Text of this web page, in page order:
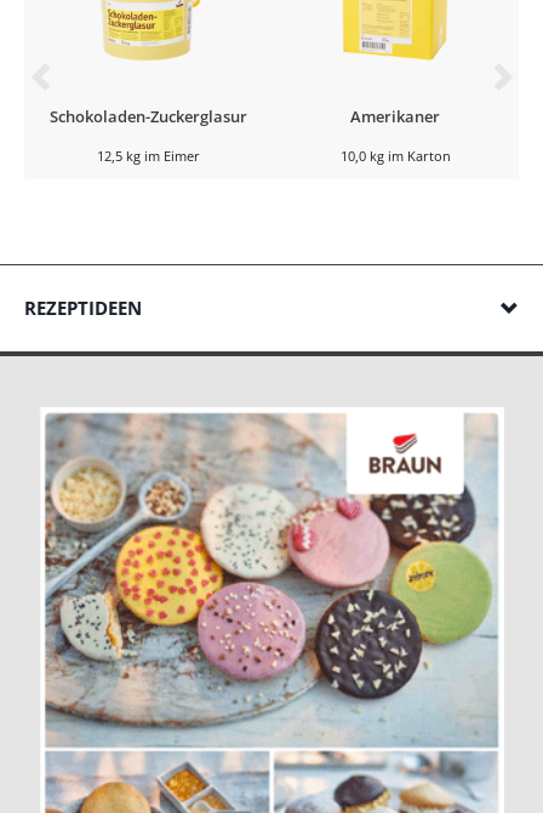
Schokoladen-Zuckerglasur
12,5 kg im Eimer
Amerikaner
10,0 kg im Karton
REZEPTIDEEN